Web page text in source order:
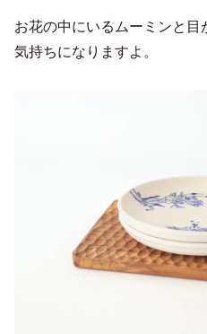
お花の中にいるムーミンと
気持ちになりますよ。